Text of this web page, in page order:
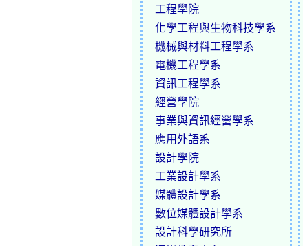
工程學院
化學工程與生物科技學系
機械與材料工程學系
電機工程學系
資訊工程學系
經營學院
事業與資訊經營學系
應用外語系
設計學院
工業設計學系
媒體設計學系
數位媒體設計學系
設計科學研究所